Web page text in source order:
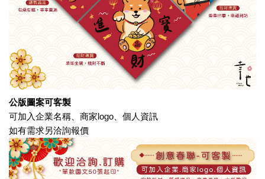
公版圖案可客製
可加入企業名稱、商家logo 、個人資訊
如有需求另洽詢報價